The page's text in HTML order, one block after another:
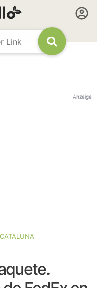
Anzeige
CATALUNA